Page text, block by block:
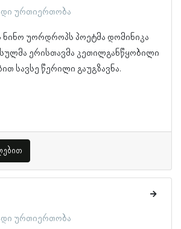
ურთიერთობა
ნინო უორდროპს პოეტმა დომინიკა
ერისთავმა კეთილგანწყობილი
სავსე წერილი გაუგზავნა.
ურთიერთობა